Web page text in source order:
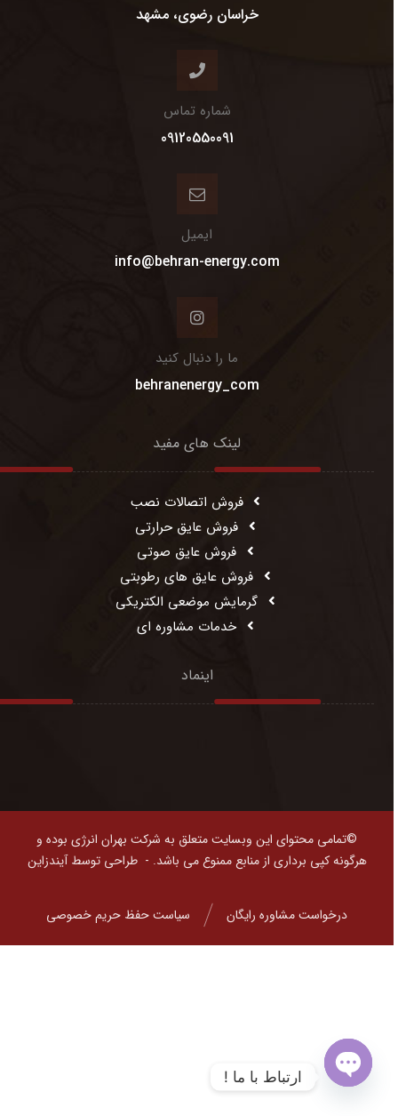
خراسان رضوی، مشهد
شماره تماس
09120550091
ایمیل
info@behran-energy.com
ما را دنبال کنید
behranenergy_com
لینک های مفید
فروش اتصالات نصب
فروش عایق حرارتی
فروش عایق صوتی
فروش عایق های رطوبتی
گرمایش موضعی الکتریکی
خدمات مشاوره ای
اینماد
©تمامی محتوای این وبسایت متعلق به شرکت بهران انرژی بوده و
هرگونه کپی برداری از منابع ممنوع می باشد. -طراحی توسط آیندزاین
سیاست حفظ حریم خصوصی درخواست مشاوره رایگان
ارتباط با ما !